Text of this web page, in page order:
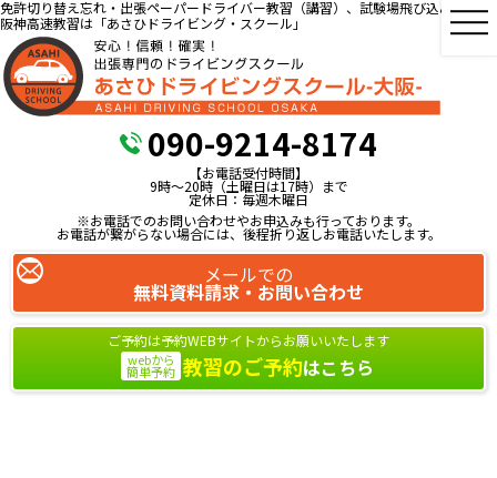
免許切り替え忘れ・出張ペーパードライバー教習（講習）、試験場飛び込み教習、
阪神高速教習は「あさひドライビング・スクール」
090-9214-8174
【お電話受付時間】
9時～20時（土曜日は17時）まで
定休日：毎週木曜日
※お電話でのお問い合わせやお申込みも行っております。
お電話が繋がらない場合には、後程折り返しお電話いたします。
メールでの
無料資料請求・お問い合わせ
ご予約は予約WEBサイトからお願いいたします
webから
簡単予約 教習のご予約はこちら